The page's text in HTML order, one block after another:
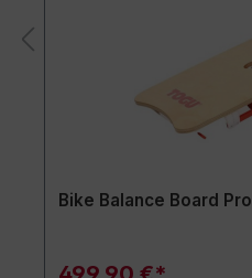
Bike Balance Board Pro